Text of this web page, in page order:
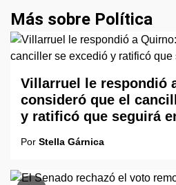
Más sobre Política
Villarruel le respondió
consideró que el
y ratificó que seguirá
Por Stella Gárnica